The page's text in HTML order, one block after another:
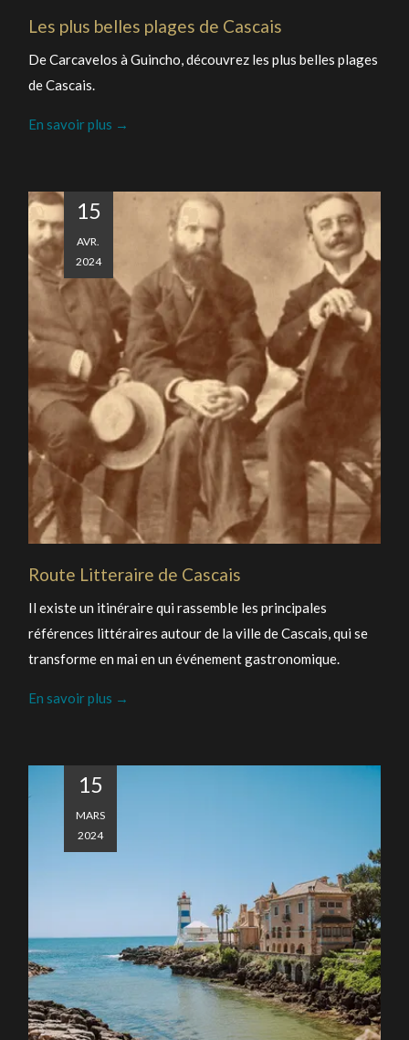
Les plus belles plages de Cascais
De Carcavelos à Guincho, découvrez les plus belles plages
de Cascais.
En savoir plus
15
AVR.
2024
Route Litteraire de Cascais
Il existe un itinéraire qui rassemble les principales
références littéraires autour de la ville de Cascais, qui se
transforme en mai en un événement gastronomique.
En savoir plus
15
MARS
2024